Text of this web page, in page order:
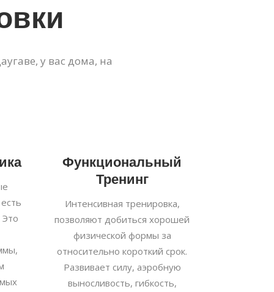
у вас дома, на
Функциональный
Тренинг
Интенсивная тренировка,
позволяют добиться хорошей
физической формы за
относительно короткий срок.
Развивает силу, аэробную
выносливость, гибкость,